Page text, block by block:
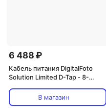
6 488 ₽
Кабель питания DigitalFoto
Solution Limited D-Tap - 8-
ARRI ALEXA Mini LF и AMIRA
(4,8 м)
В магазин